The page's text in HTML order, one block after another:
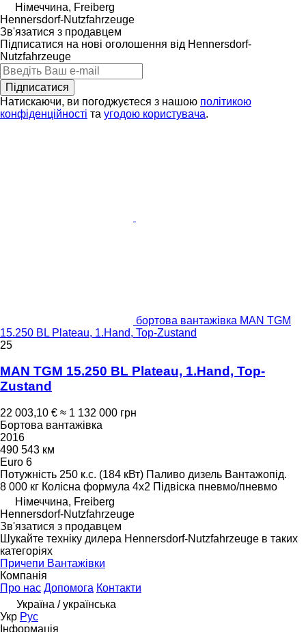
Німеччина, Freiberg
Hennersdorf-Nutzfahrzeuge
Зв'язатися з продавцем
Підписатися на нові оголошення від Hennersdorf-
Nutzfahrzeuge
Підписатися
Натискаючи, ви погоджуєтеся з нашою політикою
конфіденційності та угодою користувача.
бортова вантажівка MAN TGM
15.250 BL Plateau, 1.Hand, Top-Zustand
25
MAN TGM 15.250 BL Plateau, 1.Hand, Top-
Zustand
22 003,10 € ≈ 1 132 000 грн
Бортова вантажівка
2016
490 543 км
Euro 6
Потужність 250 к.с. (184 кВт) Паливо дизель Вантажопід.
8 000 кг Колісна формула 4x2 Підвіска пневмо/пневмо
Німеччина, Freiberg
Hennersdorf-Nutzfahrzeuge
Зв'язатися з продавцем
Шукайте техніку дилера Hennersdorf-Nutzfahrzeuge в таких
категоріях
Причепи Вантажівки
Компанія
Про нас Допомога Контакти
Україна / українська
Укр Рус
Інформація